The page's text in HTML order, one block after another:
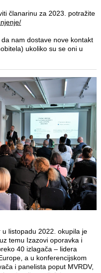
članarinu za 2023. potražite
nam dostave nove kontakt
ukoliko su se oni u
listopadu 2022. okupila je
temu Izazovi oporavka i
40 izlagača – lidera
a u konferencijskom
i panelista poput MVRDV,